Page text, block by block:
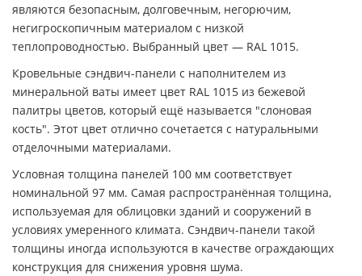
являются безопасным, долговечным, негорючим,
негигроскопичным материалом с низкой
теплопроводностью. Выбранный цвет — RAL 1015.
Кровельные сэндвич-панели с наполнителем из
минеральной ваты имеет цвет RAL 1015 из бежевой
палитры цветов, который ещё называется "слоновая
кость". Этот цвет отлично сочетается с натуральными
отделочными материалами.
Условная толщина панелей 100 мм соответствует
номинальной 97 мм. Самая распространённая толщина,
используемая для облицовки зданий и сооружений в
условиях умеренного климата. Сэндвич-панели такой
толщины иногда используются в качестве ограждающих
конструкция для снижения уровня шума.